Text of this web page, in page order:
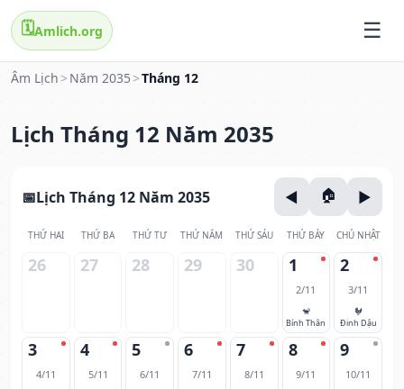
🗓️Amlich.org
Âm Lịch > Năm 2035 >Tháng 12
Lịch Tháng 12 Năm 2035
Lịch Tháng 12 Năm 2035
THỨ HAI THỨ BA THỨ TƯ THỨ NĂM THỨ SÁU THỨ BẢY CHỦ NHẬT
26 27 28 29 30 1
2/11
🐒
Bính Thân
2
3/11
🐓
Đinh Dậu
3
4/11
4
5/11
5
6/11
6
7/11
7
8/11
8
9/11
9
10/11